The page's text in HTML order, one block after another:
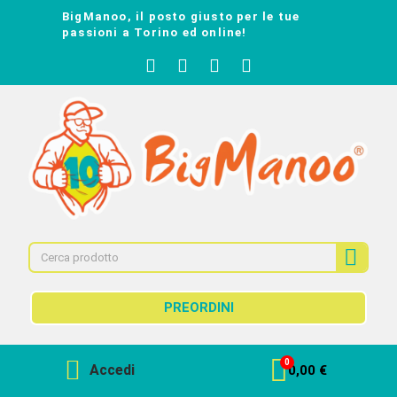
BigManoo, il posto giusto per le tue
passioni a Torino ed online!
PREORDINI
Accedi 0,00 €